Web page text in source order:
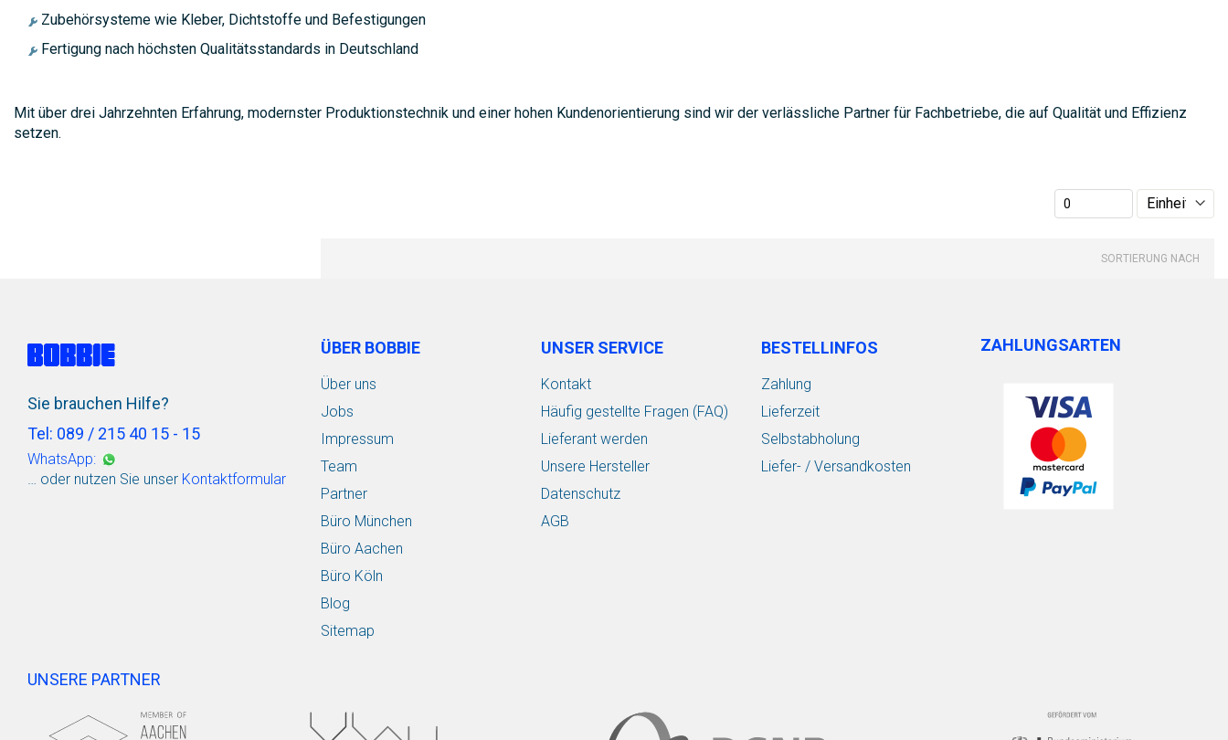
Zubehörsysteme wie Kleber, Dichtstoffe und Befestigungen
Fertigung nach höchsten Qualitätsstandards in Deutschland
Mit über drei Jahrzehnten Erfahrung, modernster Produktionstechnik und einer hohen Kundenorientierung sind wir der verlässliche Partner für Fachbetriebe, die auf Qualität und Effizienz
setzen.
SORTIERUNG NACH
Sie brauchen Hilfe?
Tel: 089 / 215 40 15 - 15
WhatsApp:
… oder nutzen Sie unser Kontaktformular
ÜBER BOBBIE
Über uns
Jobs
Impressum
Team
Partner
Büro München
Büro Aachen
Büro Köln
Blog
Sitemap
UNSER SERVICE
Kontakt
Häufig gestellte Fragen (FAQ)
Lieferant werden
Unsere Hersteller
Datenschutz
AGB
BESTELLINFOS
Zahlung
Lieferzeit
Selbstabholung
Liefer- / Versandkosten
ZAHLUNGSARTEN
UNSERE PARTNER